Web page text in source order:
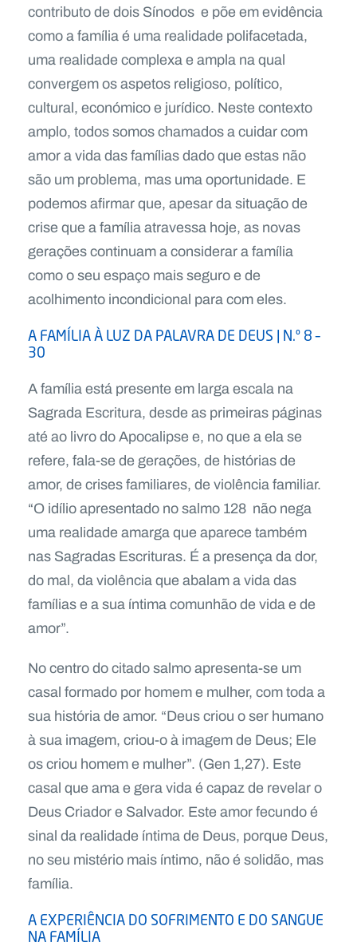
contributo de dois Sínodos e põe em evidência
como a família é uma realidade polifacetada,
uma realidade complexa e ampla na qual
convergem os aspetos religioso, político,
cultural, económico e jurídico. Neste contexto
amplo, todos somos chamados a cuidar com
amor a vida das famílias dado que estas não
são um problema, mas uma oportunidade. E
podemos afirmar que, apesar da situação de
crise que a família atravessa hoje, as novas
gerações continuam a considerar a família
como o seu espaço mais seguro e de
acolhimento incondicional para com eles.
A FAMÍLIA À LUZ DA PALAVRA DE DEUS | N.º 8 –
30
A família está presente em larga escala na
Sagrada Escritura, desde as primeiras páginas
até ao livro do Apocalipse e, no que a ela se
refere, fala-se de gerações, de histórias de
amor, de crises familiares, de violência familiar.
“O idílio apresentado no salmo 128 não nega
uma realidade amarga que aparece também
nas Sagradas Escrituras. É a presença da dor,
do mal, da violência que abalam a vida das
famílias e a sua íntima comunhão de vida e de
amor”.
No centro do citado salmo apresenta-se um
casal formado por homem e mulher, com toda a
sua história de amor. “Deus criou o ser humano
à sua imagem, criou-o à imagem de Deus; Ele
os criou homem e mulher”. (Gen 1,27). Este
casal que ama e gera vida é capaz de revelar o
Deus Criador e Salvador. Este amor fecundo é
sinal da realidade íntima de Deus, porque Deus,
no seu mistério mais íntimo, não é solidão, mas
família.
A EXPERIÊNCIA DO SOFRIMENTO E DO SANGUE
NA FAMÍLIA